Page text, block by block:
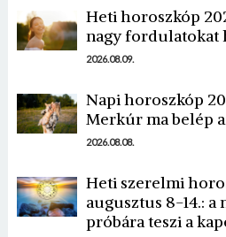
Heti horoszkóp
nagy fordulatokat
2026.08.09.
Napi horoszkóp
Merkúr ma belép
2026.08.08.
Heti szerelmi
augusztus 8-14.: a
próbára teszi a
Borsonline
E-mail cím vagy
Jelszó